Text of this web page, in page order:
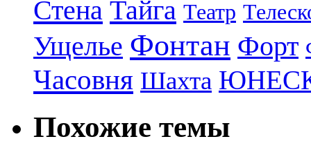
Стена Тайга Театр
Ущелье Фонтан Форт
Часовня Шахта
Похожие темы